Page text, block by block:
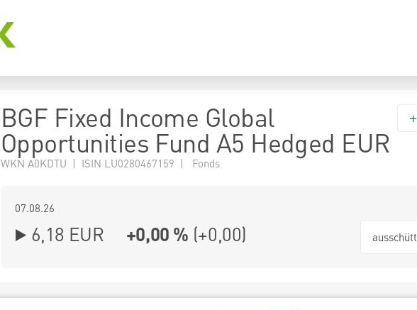
BGF Fixed Income Global
Opportunities Fund A5 Hedged EUR
WKN A0KDTU | ISIN LU0280467159 | Fonds
07.08.26
6,18 EUR +0,00 % (+0,00)